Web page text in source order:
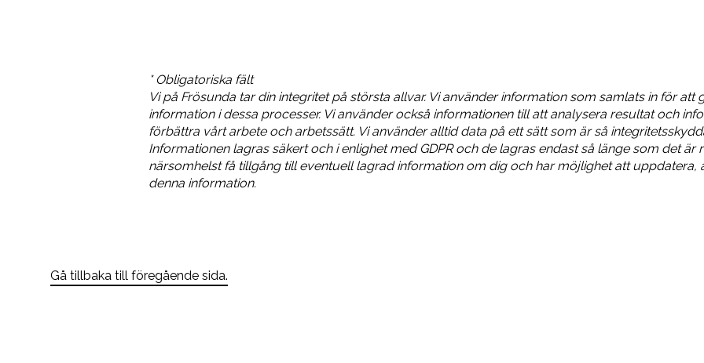
dig
* Obligatoriska fält
Vi på Frösunda tar din integritet på största allvar. Vi använder information som samlats in för att
information i dessa processer. Vi använder också informationen till att analysera resultat och
förbättra vårt arbete och arbetssätt. Vi använder alltid data på ett sätt som är så
Informationen lagras säkert och i enlighet med GDPR och de lagras endast så länge som det är
närsomhelst få tillgång till eventuell lagrad information om dig och har möjlighet att uppdatera,
denna information.
Gå tillbaka till föregående sida.